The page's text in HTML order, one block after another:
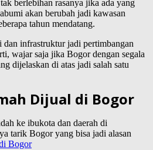
berlebihan rasanya jika ada yang
akan berubah jadi kawasan
tahun mendatang.
dan infrastruktur jadi pertimbangan
wajar saja jika Bogor dengan segala
dijelaskan di atas jadi salah satu
Dijual di Bogor
ke ibukota dan daerah di
tarik Bogor yang bisa jadi alasan
Bogor